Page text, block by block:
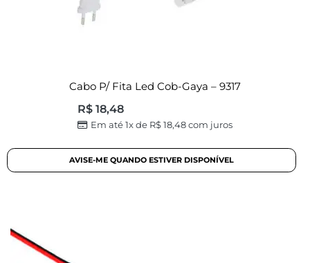
Cabo P/ Fita Led Cob-Gaya – 9317
R$ 18,48
Em até 1x de R$18,48com juros